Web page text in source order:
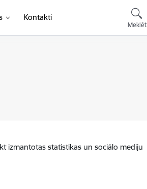
Kontakti
Meklēt
izmantotas statistikas un sociālo mediju